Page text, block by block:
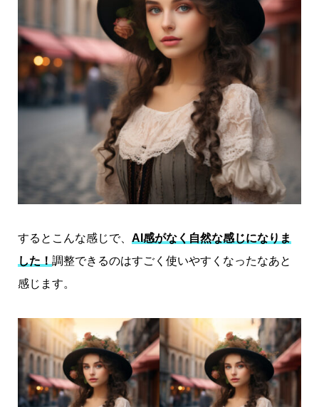
するとこんな感じで、 AI感がなく自然な感じになりま
した！ 調整できるのはすごく使いやすくなったなあと
感じます。